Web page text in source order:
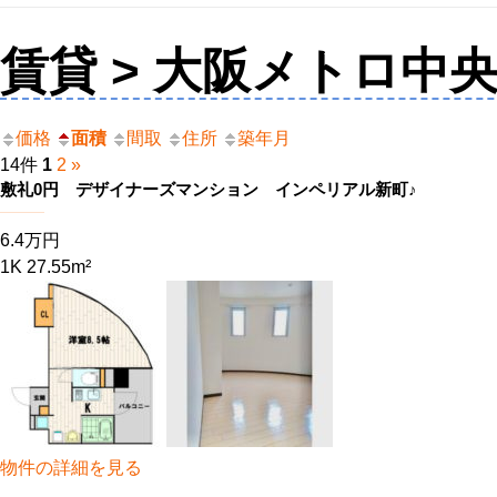
賃貸 > 大阪メトロ中
価格 面積 間取 住所
築年月
14件 1 2 »
敷礼0円 デザイナーズマンション インペリアル新町♪
6.4万円
1K 27.55m²
物件の詳細を見る